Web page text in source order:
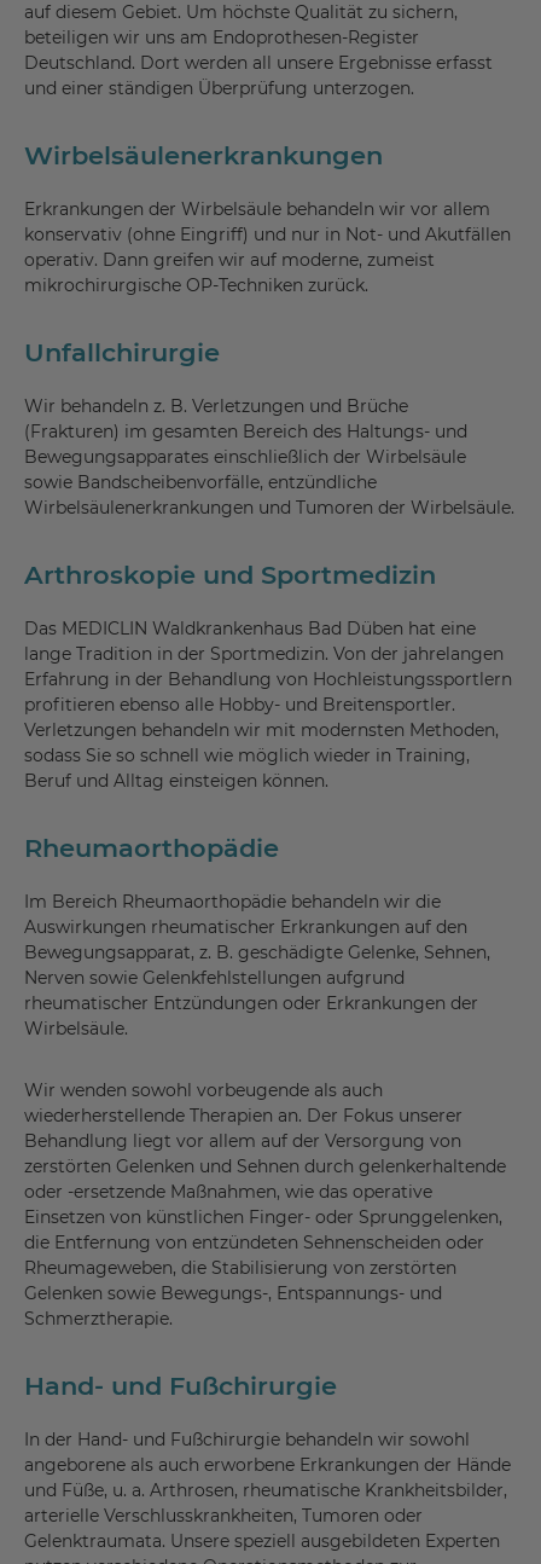
auf diesem Gebiet. Um höchste Qualität zu sichern,
beteiligen wir uns am Endoprothesen-Register
Deutschland. Dort werden all unsere Ergebnisse erfasst
und einer ständigen Überprüfung unterzogen.
Wirbelsäulenerkrankungen
Erkrankungen der Wirbelsäule behandeln wir vor allem
konservativ (ohne Eingriff) und nur in Not- und Akutfällen
operativ. Dann greifen wir auf moderne, zumeist
mikrochirurgische OP-Techniken zurück.
Unfallchirurgie
Wir behandeln z. B. Verletzungen und Brüche
(Frakturen) im gesamten Bereich des Haltungs- und
Bewegungsapparates einschließlich der Wirbelsäule
sowie Bandscheibenvorfälle, entzündliche
Wirbelsäulenerkrankungen und Tumoren der Wirbelsäule.
Arthroskopie und Sportmedizin
Das MEDICLIN Waldkrankenhaus Bad Düben hat eine
lange Tradition in der Sportmedizin. Von der jahrelangen
Erfahrung in der Behandlung von Hochleistungssportlern
profitieren ebenso alle Hobby- und Breitensportler.
Verletzungen behandeln wir mit modernsten Methoden,
sodass Sie so schnell wie möglich wieder in Training,
Beruf und Alltag einsteigen können.
Rheumaorthopädie
Im Bereich Rheumaorthopädie behandeln wir die
Auswirkungen rheumatischer Erkrankungen auf den
Bewegungsapparat, z. B. geschädigte Gelenke, Sehnen,
Nerven sowie Gelenkfehlstellungen aufgrund
rheumatischer Entzündungen oder Erkrankungen der
Wirbelsäule.
Wir wenden sowohl vorbeugende als auch
wiederherstellende Therapien an. Der Fokus unserer
Behandlung liegt vor allem auf der Versorgung von
zerstörten Gelenken und Sehnen durch gelenkerhaltende
oder -ersetzende Maßnahmen, wie das operative
Einsetzen von künstlichen Finger- oder Sprunggelenken,
die Entfernung von entzündeten Sehnenscheiden oder
Rheumageweben, die Stabilisierung von zerstörten
Gelenken sowie Bewegungs-, Entspannungs- und
Schmerztherapie.
Hand- und Fußchirurgie
In der Hand- und Fußchirurgie behandeln wir sowohl
angeborene als auch erworbene Erkrankungen der Hände
und Füße, u. a. Arthrosen, rheumatische Krankheitsbilder,
arterielle Verschlusskrankheiten, Tumoren oder
Gelenktraumata. Unsere speziell ausgebildeten Experten